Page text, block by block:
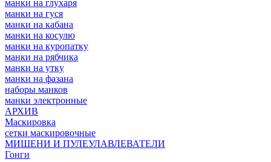
манки на глухаря
манки на гуся
манки на кабана
манки на косулю
манки на куропатку
манки на рябчика
манки на утку
манки на фазана
наборы манков
манки электронные
АРХИВ
Маскировка
сетки маскировочные
МИШЕНИ И ПУЛЕУЛАВЛЕВАТЕЛИ
Гонги